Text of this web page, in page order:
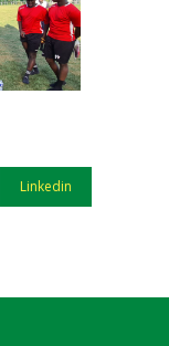
Linkedin